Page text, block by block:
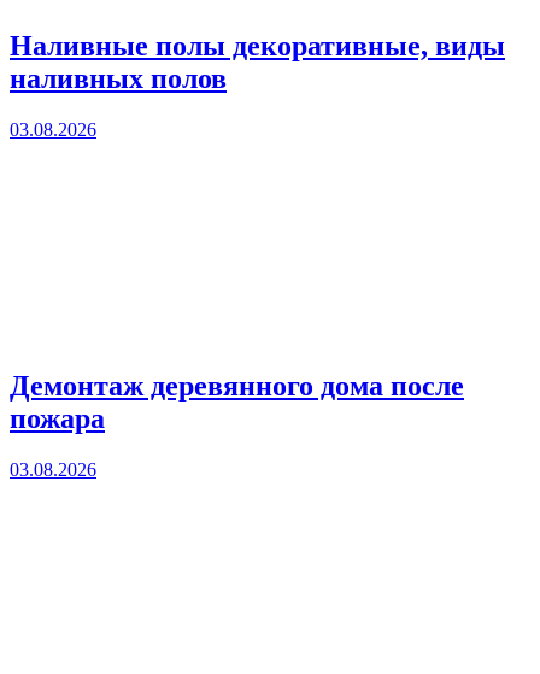
Наливные полы декоративные, виды
наливных полов
03.08.2026
Демонтаж деревянного дома после
пожара
03.08.2026